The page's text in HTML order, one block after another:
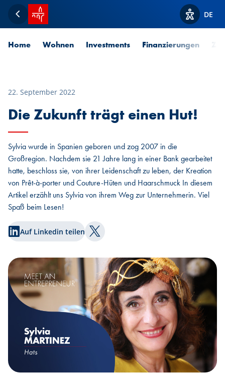
Zurück
Startseite SPUERKEESS
Optionen
DE
Home Wohnen Investments Finanzierungen
22. September 2022
Die Zukunft trägt einen Hut!
Sylvia wurde in Spanien geboren und zog 2007 in die
Großregion. Nachdem sie 21 Jahre lang in einer Bank gearbeitet
hatte, beschloss sie, von ihrer Leidenschaft zu leben, der Kreation
von Prêt-à-porter und Couture-Hüten und Haarschmuck In diesem
Artikel erzählt uns Sylvia von ihrem Weg zur Unternehmerin. Viel
Spaß beim Lesen!
Auf Linkedin teilen Auf Twitter teilen